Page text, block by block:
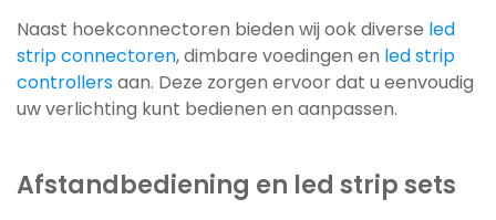
Naast hoekconnectoren bieden wij ook diverse led
strip connectoren, dimbare voedingen en led strip
controllersaan. Deze zorgen ervoor dat u eenvoudig
uw verlichting kunt bedienen en aanpassen.
Afstandbediening en led strip sets